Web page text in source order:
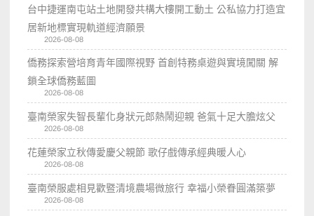
台中捷運南屯站土地開發共構大樓開工動土 公私協力打造宜
居新地標實現軌道經濟願景
2026-08-08
僑務探索營培育青年國際視野 首創特務桌遊與實境闖關 解
鎖全球僑務藍圖
2026-08-08
臺南榮家失智長輩化身狀元郎熱鬧迎親 爸氣十足大膽炫父
2026-08-08
花蓮榮家立秋傳愛慶父親節 歌仔戲傳承經典暖人心
2026-08-08
臺南榮服處相見歡暨清境農場微旅行 幸福小榮眷圓滿築夢
2026-08-08